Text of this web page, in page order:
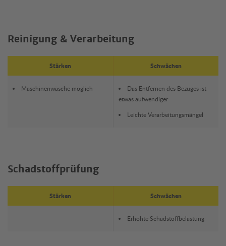
Reinigung & Verarbeitung
Stärken Schwächen
Maschinenwäsche möglich
Das Entfernen des Bezuges ist
etwas aufwendiger
Leichte Verarbeitungsmängel
Schadstoffprüfung
Stärken Schwächen
Erhöhte Schadstoffbelastung